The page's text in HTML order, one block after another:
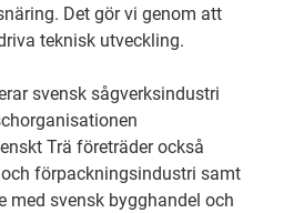
Det gör vi genom att
teknisk utveckling.
svensk sågverksindustri
Trä företräder också
förpackningsindustri samt
med svensk bygghandel och